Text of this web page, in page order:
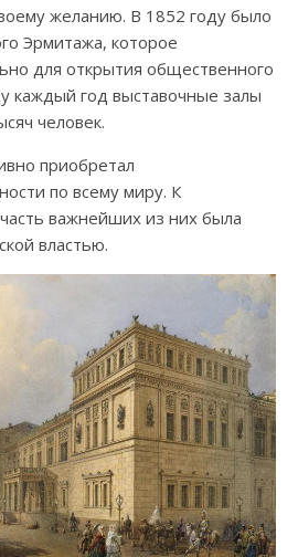
желанию. В 1852 году было
Эрмитажа, которое
для открытия общественного
каждый год выставочные залы
человек.
приобретал
по всему миру. К
важнейших из них была
властью.